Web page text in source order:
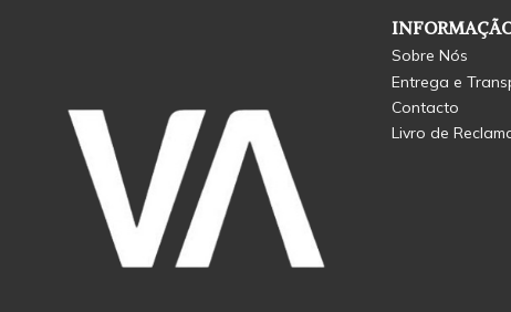
Sobre Nós
Entrega e
Contacto
Livro de